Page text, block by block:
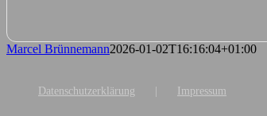
Marcel Brünnemann2026-01-02T16:16:04+01:00
Datenschutzerklärung Impressum